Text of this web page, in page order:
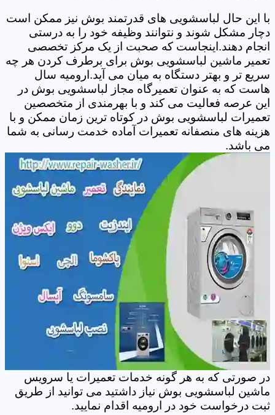
با این حال لباسشویی های قدرتمند بوش نیز ممکن است
دچار مشکل شوند و نتوانند وظیفه خود را به درستی
انجام دهند.اینجاست که صحبت از یک مرکز تخصصی
تعمیر ماشین لباسشویی بوش برای برطرف کردن هر چه
سریع تر و بهتر دستگاه به میان می آید.ارومیه سال
هاست که به عنوان تعمیرگاه مجاز لباسشویی بوش در
این عرصه فعالیت می کند و با بهرمندی از متخصصین
تعمیرات لباسشویی بوش در کوتاه ترین زمان ممکن و با
هزینه های منصفانه تعمیرات آماده خدمت رسانی به شما
می باشد.
در صورتی که به هر گونه خدمات تعمیرات یا سرویس
ماشین لباسشویی بوش نیاز داشتید می توانید از طریق
ثبت درخواست خود در ارومیه اقدام نمایید.